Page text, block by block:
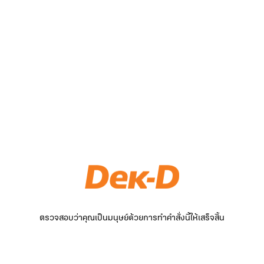
ตรวจสอบว่าคุณเป็นมนุษย์ด้วยการทำคำสั่งนี้ให้เสร็จสิ้น